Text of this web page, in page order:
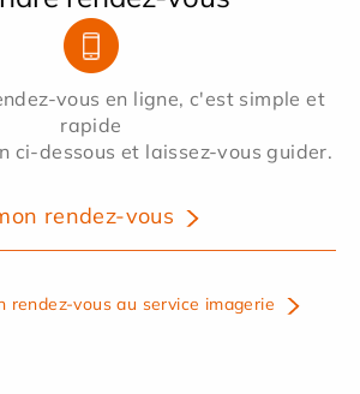
vous en ligne, c'est simple et
rapide
ci-dessous et laissez-vous guider.
rendez-vous
rendez-vous au service imagerie